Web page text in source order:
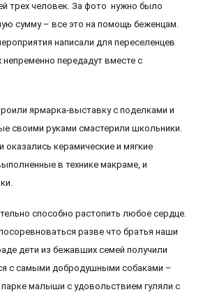
трех человек. За фото нужно было
сумму – все это на помощь беженцам.
написали для переселенцев
передадут вместе с
ярмарка-выставку с поделками и
своими руками смастерили школьники.
керамические и мягкие
в технике макраме, и
способно растопить любое сердце.
разве что братья наши
дети из бежавших семей получили
с самыми добродушными собаками –
малыши с удовольствием гуляли с